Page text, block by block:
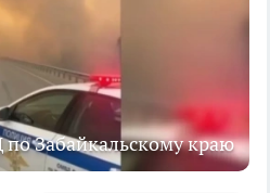
Забайкальскому краю